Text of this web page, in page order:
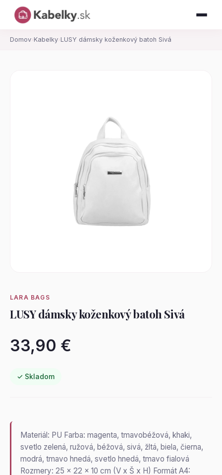
Domov› Kabelky› LUSY dámsky koženkový batoh Sivá
LARA BAGS
LUSY dámsky koženkový batoh Sivá
33,90 €
✓ Skladom
Materiál: PU Farba: magenta, tmavobéžová, khaki,
svetlo zelená, ružová, béžová, sivá, žltá, biela, čierna,
modrá, tmavo hnedá, svetlo hnedá, tmavo fialová
Rozmery: 25 x 22 x 10 cm (V x Š x H) Formát A4: